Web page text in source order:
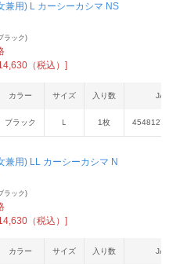
兼用) L カーシーカシマ NS
ラック)
（税込）]
カラー サイズ 入り数
ブラック Ｌ 1枚
兼用) LL カーシーカシマ N
ラック)
（税込）]
カラー サイズ 入り数